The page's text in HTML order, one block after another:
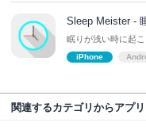
Sleep Meister -
眠りが浅い時に起
iPhone
関連するカテゴリからアプ